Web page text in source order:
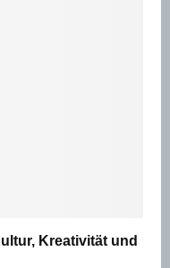
Kreativität und